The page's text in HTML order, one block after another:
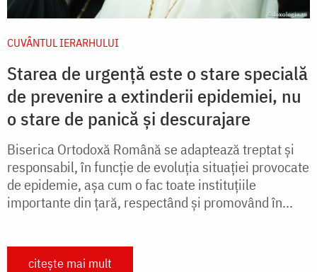
CUVÂNTUL IERARHULUI
Starea de urgență este o stare specială
de prevenire a extinderii epidemiei, nu
o stare de panică și descurajare
Biserica Ortodoxă Română se adaptează treptat și
responsabil, în funcție de evoluția situației provocate
de epidemie, așa cum o fac toate instituțiile
importante din țară, respectând și promovând în...
citește mai mult